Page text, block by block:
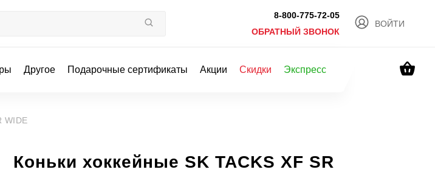
8-800-775-72-05
ОБРАТНЫЙ ЗВОНОК
ВОЙТИ
Другое Подарочные сертификаты Акции Скидки Экспресс
WIDE
Коньки хоккейные SK TACKS XF SR